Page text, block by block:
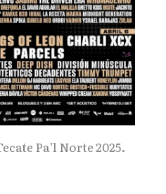
Pa’l Norte 2025.